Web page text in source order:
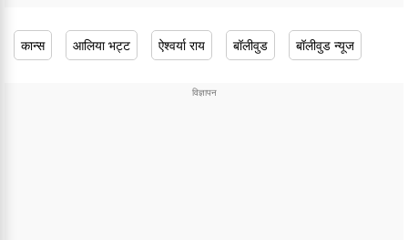
कान्स आलिया भट्ट ऐश्वर्या राय बॉलीवुड बॉलीवुड न्यूज